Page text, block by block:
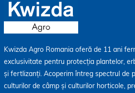
Kwizda Agro Romania oferă de 11 ani
exclusivitate pentru protecția plantelor,
și fertlizanți. Acoperim întreg spectrul de
culturilor de câmp și culturilor horticole,